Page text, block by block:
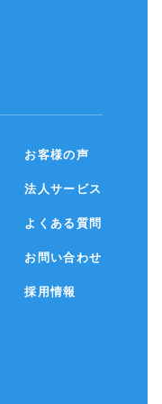
お客様の声
法人サービス
よくある質問
お問い合わせ
採用情報